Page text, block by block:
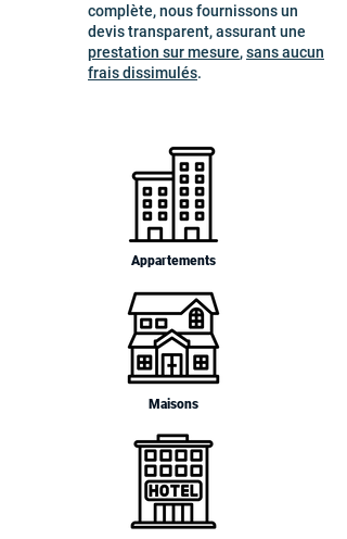
complète, nous fournissons un
devis transparent, assurant une
prestation sur mesure,sans aucun
frais dissimulés.
Appartements
Maisons